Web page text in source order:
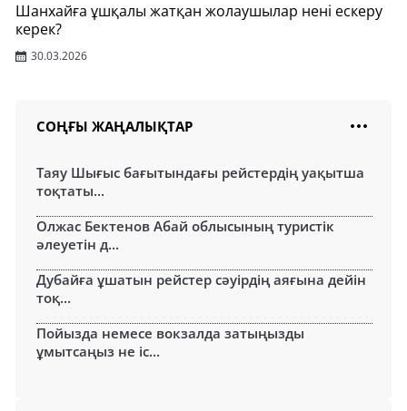
Шанхайға ұшқалы жатқан жолаушылар нені ескеру
керек?
30.03.2026
СОҢҒЫ ЖАҢАЛЫҚТАР
Таяу Шығыс бағытындағы рейстердің уақытша
тоқтаты...
Олжас Бектенов Абай облысының туристік
әлеуетін д...
Дубайға ұшатын рейстер сәуірдің аяғына дейін
тоқ...
Пойызда немесе вокзалда затыңызды
ұмытсаңыз не іс...